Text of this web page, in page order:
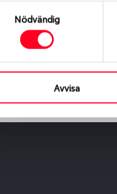
Nödvändig
Avvisa
anger du datum